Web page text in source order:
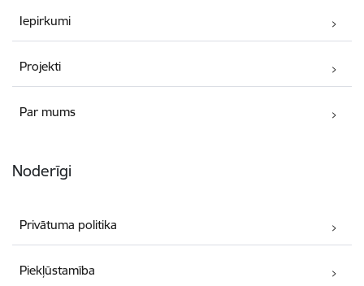
Iepirkumi
Projekti
Par mums
Noderīgi
Privātuma politika
Piekļūstamība